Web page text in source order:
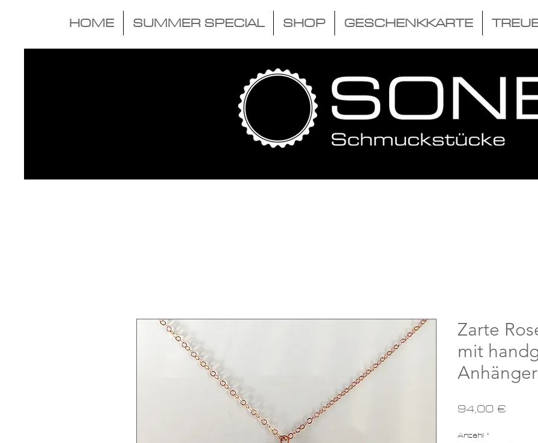
HOME SUMMER SPECIAL SHOP GESCHENKKARTE
Zarte
mit
Anhänger
94,00 €
Anzahl *